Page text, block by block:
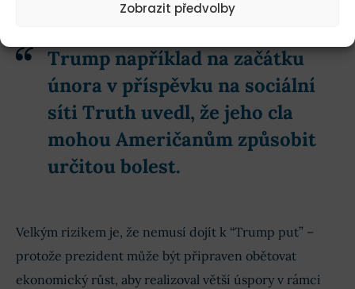
Zobrazit předvolby
měli mít na paměti.
Trump například na začátku
února v příspěvku na sociální
síti Truth uvedl, že jeho cla
mohou Američanům způsobit
určitou bolest.
Velkým rizikem je, že nemusí dojít k “Trump put” –
protože prezident může být připraven obětovat
ekonomický růst, aby realizoval větší úspory v rámci